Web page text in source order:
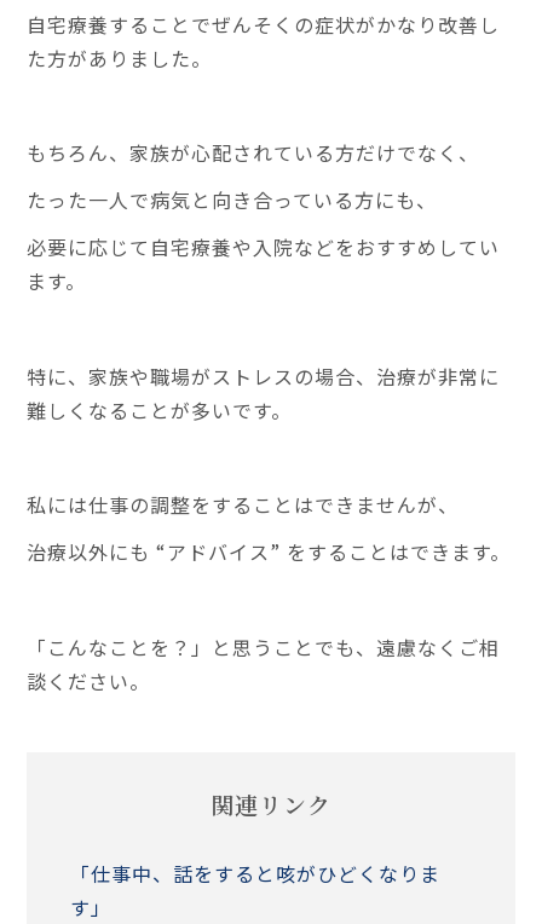
自宅療養することでぜんそくの症状がかなり改善し
た方がありました。
もちろん、家族が心配されている方だけでなく、
たった一人で病気と向き合っている方にも、
必要に応じて自宅療養や入院などをおすすめしてい
ます。
特に、家族や職場がストレスの場合、治療が非常に
難しくなることが多いです。
私には仕事の調整をすることはできませんが、
治療以外にも “アドバイス” をすることはできます。
「こんなことを？」と思うことでも、遠慮なくご相
談ください。
関連リンク
「仕事中、話をすると咳がひどくなりま
す」